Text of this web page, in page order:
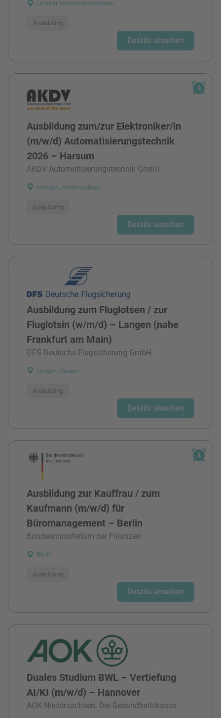
Lohmar, Nordrhein-Westfalen
Ausbildung
Details ansehen
Ausbildung zum/zur Elektroniker/in
(m/w/d) Automatisierungstechnik
2026 – Harsum
AKDV Automatisierungstechnik GmbH
Harsum, Niedersachsen
Ausbildung
Details ansehen
Ausbildung zum Fluglotsen / zur
Fluglotsin (w/m/d) – Langen (nahe
Frankfurt am Main)
DFS Deutsche Flugsicherung GmbH
Langen, Hessen
Ausbildung
Details ansehen
Ausbildung zur Kauffrau / zum
Kaufmann (m/w/d) für
Büromanagement – Berlin
Bundesministerium der Finanzen
Berlin
Ausbildung
Details ansehen
Duales Studium BWL – Vertiefung
AI/KI (m/w/d) – Hannover
AOK Niedersachsen. Die Gesundheitskasse.